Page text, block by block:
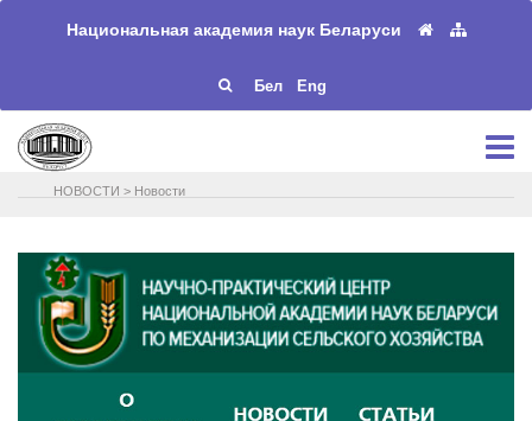
Национальная академия наук Беларуси
Бел Eng
НОВОСТИ > Новости